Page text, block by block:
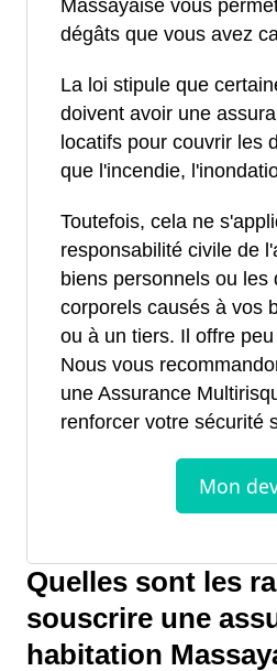
Massayaise vous
dégâts que vous avez
La loi stipule que
doivent avoir une
locatifs pour couvrir les
que l'incendie,
Toutefois, cela ne
responsabilité civile de
biens personnels ou les
corporels causés à vos
ou à un tiers. Il offre
Nous vous
une Assurance
renforcer votre sécurité
Quelles sont les
souscrire une
habitation